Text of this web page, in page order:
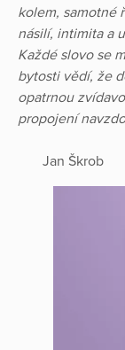
kolem, samotné
násilí, intimita a
Každé slovo se
bytosti vědí, že
opatrnou
propojení
Jan Škrob